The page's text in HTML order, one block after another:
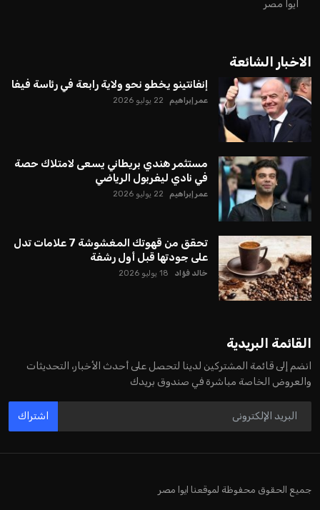
يبدو أن السويسري جياني إنفانتينو في طريقه للاحتفاظ بمنصبه
كرئيس للاتحاد الدولي لكرة القدم “فيفا” لفترة رابعة، بعد أن حصل
على تأييد واسع من أكثر من 200 اتحاد وطني من أصل 211 في
الجمعية العمومية. مما يعزز فرصته للفوز في الانتخابات المقررة عام
2027، ويجعله المرشح الأكثر حظًا حتى الآن.
لإنفانتينو في الآونة الأخيرة. حتى الآن، لم يتقدم أي مرشح منافس
في السباق الانتخابي، ولم تتمكن الأصوات المعارضة من التوصل إلى
اسم يوازن موقف إنفانتينو، قبل انتهاء فترة الترشح في نوفمبر
المقبل.
يعتمد إنفانتينو على قاعدة دعم قوية من الاتحادات القارية المختلفة،
اتحادات أمريكا الجنوبية والكونكاكاف. وقد ساهمت مجموعة من
عن رفع عدد الفرق المشاركة في كأس العالم، وإطلاق بطولات دولية